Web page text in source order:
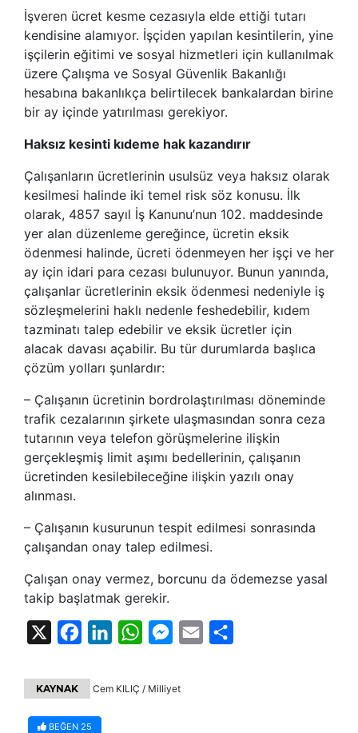
İşveren ücret kesme cezasıyla elde ettiği tutarı
kendisine alamıyor. İşçiden yapılan kesintilerin, yine
işçilerin eğitimi ve sosyal hizmetleri için kullanılmak
üzere Çalışma ve Sosyal Güvenlik Bakanlığı
hesabına bakanlıkça belirtilecek bankalardan birine
bir ay içinde yatırılması gerekiyor.
Haksız kesinti kıdeme hak kazandırır
Çalışanların ücretlerinin usulsüz veya haksız olarak
kesilmesi halinde iki temel risk söz konusu. İlk
olarak, 4857 sayıl İş Kanunu’nun 102. maddesinde
yer alan düzenleme gereğince, ücretin eksik
ödenmesi halinde, ücreti ödenmeyen her işçi ve her
ay için idari para cezası bulunuyor. Bunun yanında,
çalışanlar ücretlerinin eksik ödenmesi nedeniyle iş
sözleşmelerini haklı nedenle feshedebilir, kıdem
tazminatı talep edebilir ve eksik ücretler için
alacak davası açabilir. Bu tür durumlarda başlıca
çözüm yolları şunlardır:
– Çalışanın ücretinin bordrolaştırılması döneminde
trafik cezalarının şirkete ulaşmasından sonra ceza
tutarının veya telefon görüşmelerine ilişkin
gerçekleşmiş limit aşımı bedellerinin, çalışanın
ücretinden kesilebileceğine ilişkin yazılı onay
alınması.
– Çalışanın kusurunun tespit edilmesi sonrasında
çalışandan onay talep edilmesi.
Çalışan onay vermez, borcunu da ödemezse yasal
takip başlatmak gerekir.
FacebookLinkedInWhatsAppMessenger
Email
KAYNAK Cem KILIÇ / Milliyet
BEĞEN 25